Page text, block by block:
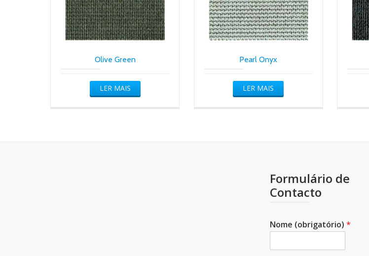
Olive Green
LER MAIS
Pearl Onyx
LER MAIS
Formulário de
Contacto
Nome (obrigatório) *